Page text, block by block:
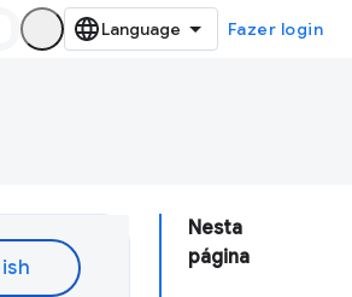
Fazer login
Nesta
página